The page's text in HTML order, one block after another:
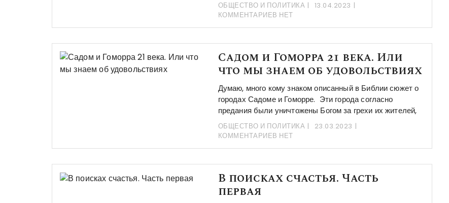
ОБЩЕСТВО И ПОЛИТИКА
13.04.2023
КОММЕНТАРИЕВ НЕТ
Садом и Гоморра 21 века. Или
что мы знаем об удовольствиях
Думаю, много кому знаком описанный в Библии сюжет о
городах Садоме и Гоморре. Эти города согласно
предания были уничтожены Богом за грехи их жителей,
ОБЩЕСТВО И ПОЛИТИКА
23.03.2023
КОММЕНТАРИЕВ НЕТ
В поисках счастья. Часть
первая